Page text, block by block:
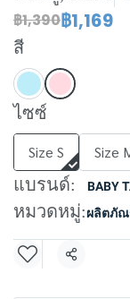
฿1,390฿1,169
สี
ไซซ์
Size S Size
แบรนด์: BABY
หมวดหมู่:ผลิตภัณ
แชร์